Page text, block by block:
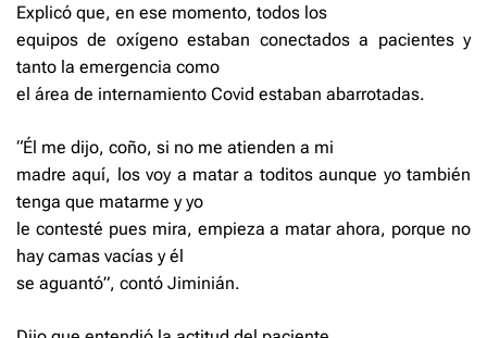
Explicó que, en ese momento, todos los
equipos de oxígeno estaban conec­tados a pacientes y
tanto la emergencia como
el área de internamiento Covid estaban abarrotadas.
“Él me dijo, coño, si no me atienden a mi
madre aquí, los voy a matar a toditos aunque yo también
tenga que matarme y yo
le con­testé pues mira, empieza a matar ahora, porque no
hay camas vacías y él
se aguantó”, contó Jiminián.